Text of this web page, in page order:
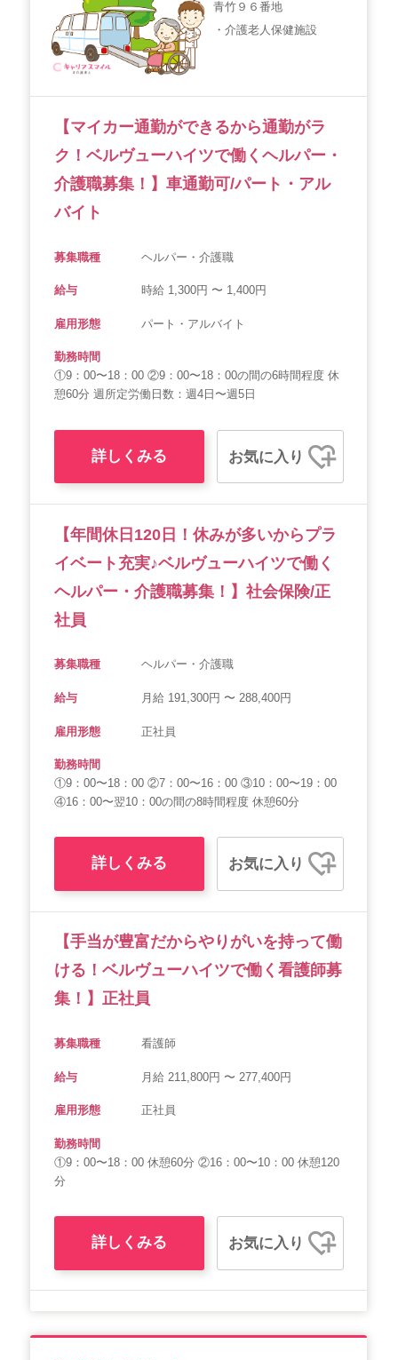
青竹９６番地
・介護老人保健施設
【マイカー通勤ができるから通勤がラ
ク！ベルヴューハイツで働くヘルパー・
介護職募集！】車通勤可/パート・アル
バイト
募集職種 ヘルパー・介護職
給与 時給 1,300円 〜 1,400円
雇用形態 パート・アルバイト
勤務時間
①9：00〜18：00 ②9：00〜18：00の間の6時間程度 休
憩60分 週所定労働日数：週4日〜週5日
詳しくみる お気に入り
【年間休日120日！休みが多いからプラ
イベート充実♪ベルヴューハイツで働く
ヘルパー・介護職募集！】社会保険/正
社員
募集職種 ヘルパー・介護職
給与 月給 191,300円 〜 288,400円
雇用形態 正社員
勤務時間
①9：00〜18：00 ②7：00〜16：00 ③10：00〜19：00
④16：00〜翌10：00の間の8時間程度 休憩60分
詳しくみる お気に入り
【手当が豊富だからやりがいを持って働
ける！ベルヴューハイツで働く看護師募
集！】正社員
募集職種 看護師
給与 月給 211,800円 〜 277,400円
雇用形態 正社員
勤務時間
①9：00〜18：00 休憩60分 ②16：00〜10：00 休憩120
分
詳しくみる お気に入り